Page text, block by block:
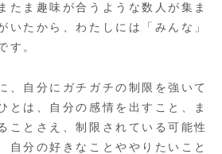
たま趣味が合うような数人が集ま
いたから、わたしには「みんな」
す。
、自分にガチガチの制限を強いて
とは、自分の感情を出すこと、ま
ことさえ、制限されている可能性
自分の好きなことややりたいこと